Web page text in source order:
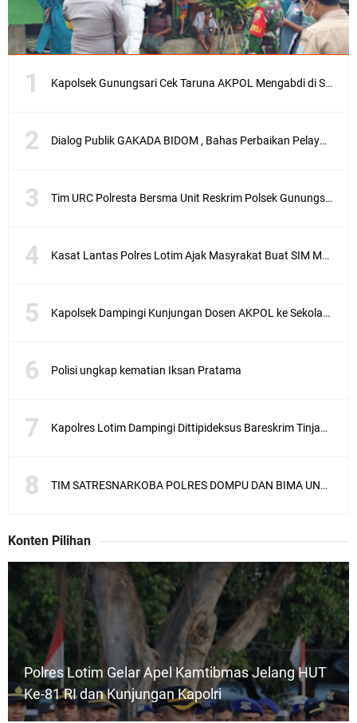
Kapolsek Gunungsari Cek Taruna AKPOL Mengabdi di SRD 4
Dialog Publik GAKADA BIDOM , Bahas Perbaikan Pelayanan Medis di NTB
Tim URC Polresta Bersma Unit Reskrim Polsek Gunungsari Tangkap Pelaku Curanmor
Kasat Lantas Polres Lotim Ajak Masyrakat Buat SIM Melalui SATPAS Bukan Calo
Kapolsek Dampingi Kunjungan Dosen AKPOL ke Sekolah Rakyat Gunungsari
Polisi ungkap kematian Iksan Pratama
Kapolres Lotim Dampingi Dittipideksus Bareskrim Tinjau Sentra Bawah Putih Sembalun
TIM SATRESNARKOBA POLRES DOMPU DAN BIMA UNGKAP KASUS NARKOBA VIA JASA PENGIRIMAN BARANG JNE
Konten Pilihan
Polres Lotim Gelar Apel Kamtibmas Jelang HUT
Ke-81 RI dan Kunjungan Kapolri